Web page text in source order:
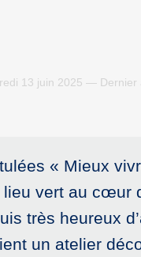
13 juin 2025 — Dernier
« Mieux
lieu vert au cœur
très heureux
un atelier